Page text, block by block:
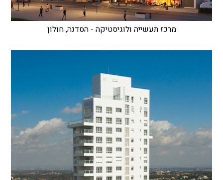
מרכז תעשייה ולוגיסטיקה - הסדנה, חולון